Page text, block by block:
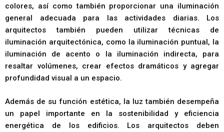
colores, así como también proporcionar una iluminación
general adecuada para las actividades diarias. Los
arquitectos también pueden utilizar técnicas de
iluminación arquitectónica, como la iluminación puntual, la
iluminación de acento o la iluminación indirecta, para
resaltar volúmenes, crear efectos dramáticos y agregar
profundidad visual a un espacio.
Además de su función estética, la luz también desempeña
un papel importante en la sostenibilidad y eficiencia
energética de los edificios. Los arquitectos deben